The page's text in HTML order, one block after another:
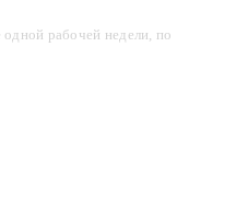
рабочей недели, по